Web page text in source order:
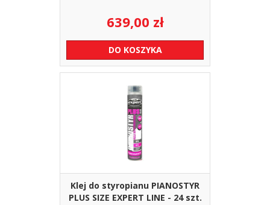
639,00 zł
DO KOSZYKA
Klej do styropianu PIANOSTYR
PLUS SIZE EXPERT LINE - 24 szt.